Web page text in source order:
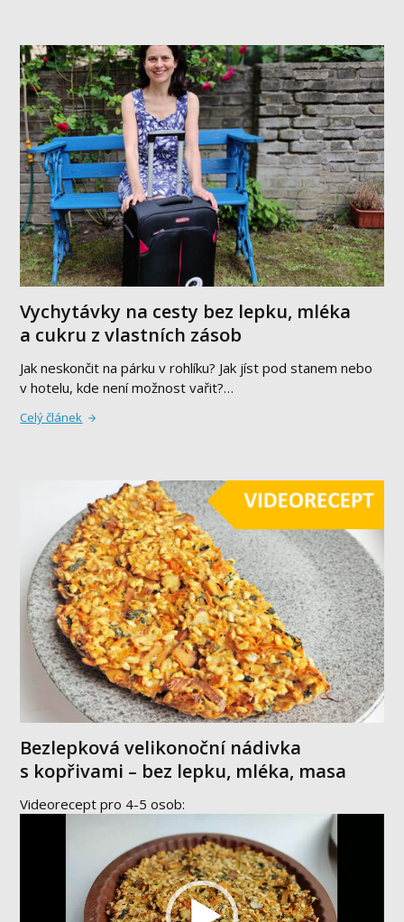
Vychytávky na cesty bez lepku, mléka
a cukru z vlastních zásob
Jak neskončit na párku v rohlíku? Jak jíst pod stanem nebo
v hotelu, kde není možnost vařit?…
Celý článek
Bezlepková velikonoční nádivka
s kopřivami – bez lepku, mléka, masa
Videorecept pro 4-5 osob: